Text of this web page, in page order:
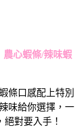
農心蝦條/辣味蝦
條口感配上特別
味給你選擇，一
對要入手！